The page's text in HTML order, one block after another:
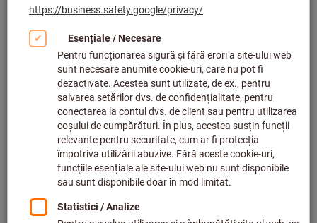
În stoc
Preț per 1 buc.
plus TVA,plus cost livrare
Adaugă la lista de dorințe
Cleşte de dezizolat STRIPAX®
Weidmüller